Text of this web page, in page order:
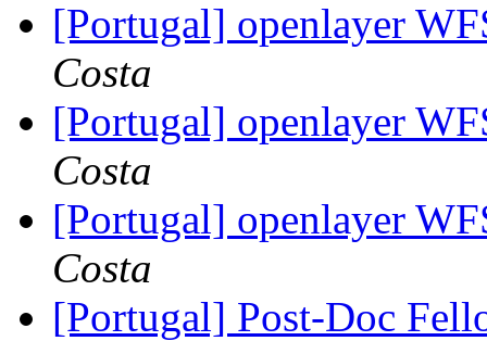
[Portugal] openlayer
Costa
[Portugal] openlayer
Costa
[Portugal] openlayer
Costa
[Portugal] Post-Doc